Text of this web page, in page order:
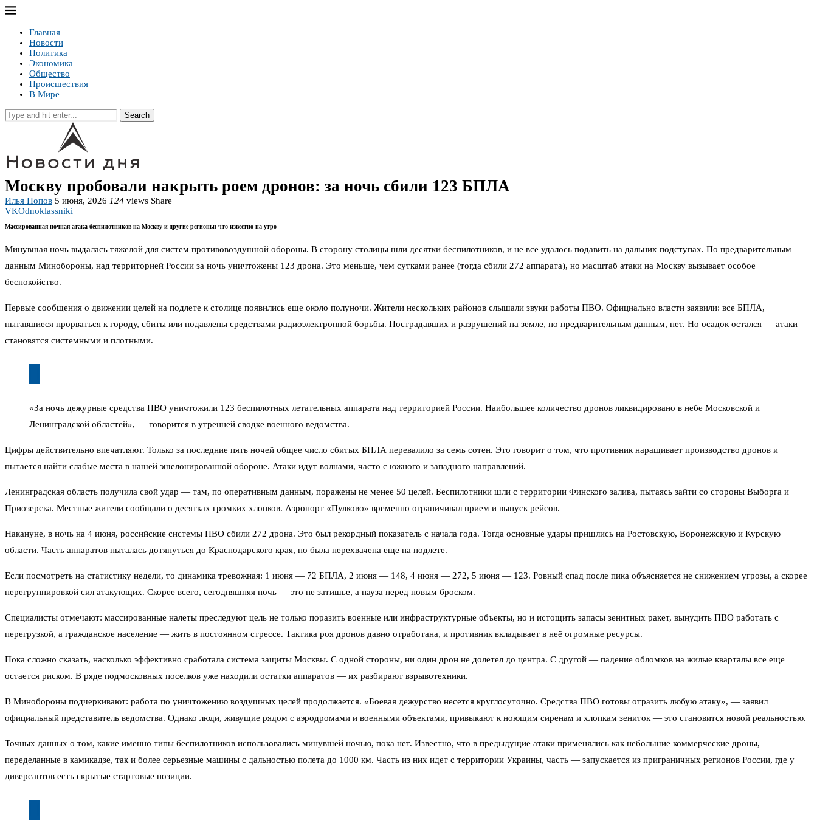
Главная
Новости
Политика
Экономика
Общество
Происшествия
В Мире
Search
Москву пробовали накрыть роем дронов: за ночь сбили 123 БПЛА
Илья Попов 5 июня, 2026 124 views Share
VKOdnoklassniki
Массированная ночная атака беспилотников на Москву и другие регионы: что известно на утро
Минувшая ночь выдалась тяжелой для систем противовоздушной обороны. В сторону столицы шли десятки беспилотников, и не все удалось подавить на дальних подступах. По предварительным
данным Минобороны, над территорией России за ночь уничтожены 123 дрона. Это меньше, чем сутками ранее (тогда сбили 272 аппарата), но масштаб атаки на Москву вызывает особое
беспокойство.
Первые сообщения о движении целей на подлете к столице появились еще около полуночи. Жители нескольких районов слышали звуки работы ПВО. Официально власти заявили: все БПЛА,
пытавшиеся прорваться к городу, сбиты или подавлены средствами радиоэлектронной борьбы. Пострадавших и разрушений на земле, по предварительным данным, нет. Но осадок остался — атаки
становятся системными и плотными.
«За ночь дежурные средства ПВО уничтожили 123 беспилотных летательных аппарата над территорией России. Наибольшее количество дронов ликвидировано в небе Московской и
Ленинградской областей», — говорится в утренней сводке военного ведомства.
Цифры действительно впечатляют. Только за последние пять ночей общее число сбитых БПЛА перевалило за семь сотен. Это говорит о том, что противник наращивает производство дронов и
пытается найти слабые места в нашей эшелонированной обороне. Атаки идут волнами, часто с южного и западного направлений.
Ленинградская область получила свой удар — там, по оперативным данным, поражены не менее 50 целей. Беспилотники шли с территории Финского залива, пытаясь зайти со стороны Выборга и
Приозерска. Местные жители сообщали о десятках громких хлопков. Аэропорт «Пулково» временно ограничивал прием и выпуск рейсов.
Накануне, в ночь на 4 июня, российские системы ПВО сбили 272 дрона. Это был рекордный показатель с начала года. Тогда основные удары пришлись на Ростовскую, Воронежскую и Курскую
области. Часть аппаратов пыталась дотянуться до Краснодарского края, но была перехвачена еще на подлете.
Если посмотреть на статистику недели, то динамика тревожная: 1 июня — 72 БПЛА, 2 июня — 148, 4 июня — 272, 5 июня — 123. Ровный спад после пика объясняется не снижением угрозы, а скорее
перегруппировкой сил атакующих. Скорее всего, сегодняшняя ночь — это не затишье, а пауза перед новым броском.
Специалисты отмечают: массированные налеты преследуют цель не только поразить военные или инфраструктурные объекты, но и истощить запасы зенитных ракет, вынудить ПВО работать с
перегрузкой, а гражданское население — жить в постоянном стрессе. Тактика роя дронов давно отработана, и противник вкладывает в неё огромные ресурсы.
Пока сложно сказать, насколько эффективно сработала система защиты Москвы. С одной стороны, ни один дрон не долетел до центра. С другой — падение обломков на жилые кварталы все еще
остается риском. В ряде подмосковных поселков уже находили остатки аппаратов — их разбирают взрывотехники.
В Минобороны подчеркивают: работа по уничтожению воздушных целей продолжается. «Боевая дежурство несется круглосуточно. Средства ПВО готовы отразить любую атаку», — заявил
официальный представитель ведомства. Однако люди, живущие рядом с аэродромами и военными объектами, привыкают к ноющим сиренам и хлопкам зениток — это становится новой реальностью.
Точных данных о том, какие именно типы беспилотников использовались минувшей ночью, пока нет. Известно, что в предыдущие атаки применялись как небольшие коммерческие дроны,
переделанные в камикадзе, так и более серьезные машины с дальностью полета до 1000 км. Часть из них идет с территории Украины, часть — запускается из приграничных регионов России, где у
диверсантов есть скрытые стартовые позиции.